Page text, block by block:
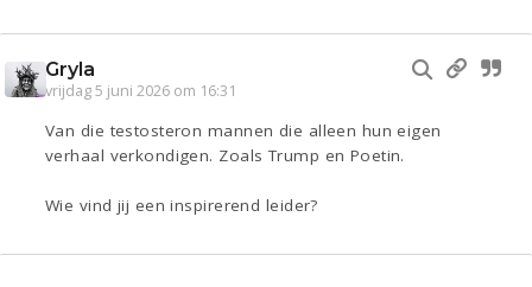
Gryla
vrijdag 5 juni 2026 om 16:31
Van die testosteron mannen die alleen hun eigen
verhaal verkondigen. Zoals Trump en Poetin.
Wie vind jij een inspirerend leider?